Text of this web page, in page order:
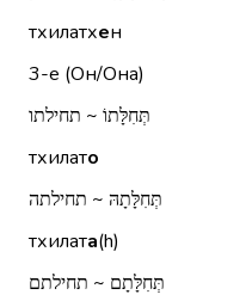
тхилатхен
3-е (Он/Она)
תְּחִלָּתוֹ ~ תחילתו
тхилато
תְּחִלָּתָהּ ~ תחילתה
тхилата(h)
תְּחִלָּתָם ~ תחילתם